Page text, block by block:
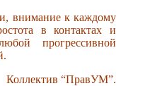
внимание к каждому
в контактах и
прогрессивной
Коллектив “ПравУМ”.